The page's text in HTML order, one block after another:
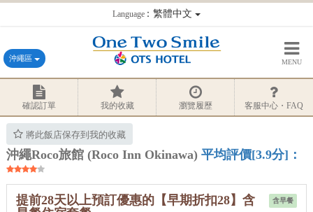
Language：繁體中文
沖繩區 MENU
確認訂單 我的收藏 瀏覽履歷 客服中心・FAQ
將此飯店保存到我的收藏
沖繩Roco旅館 (Roco Inn Okinawa) 平均評價[3.9分]：
含早餐
提前28天以上預訂優惠的【早期折扣28】含